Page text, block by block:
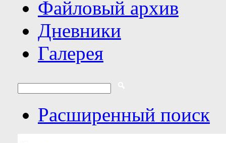
Файловый архив
Дневники
Галерея
Расширенный поиск